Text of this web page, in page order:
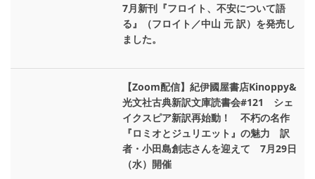
7月新刊『フロイト、不安について語
る』（フロイト／中山 元 訳）を発売し
ました。
【Zoom配信】紀伊國屋書店Kinoppy&
光文社古典新訳文庫読書会#121 シェ
イクスピア新訳再始動！ 不朽の名作
『ロミオとジュリエット』の魅力 訳
者・小田島創志さんを迎えて 7月29日
（水）開催